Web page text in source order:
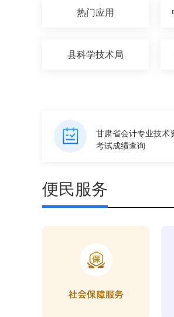
热门应用
县科学技术局
甘肃省会计专业技术
考试成绩查询
便民服务